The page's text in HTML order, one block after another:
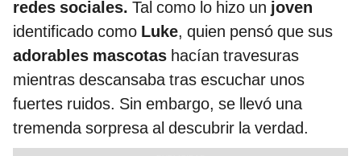
redes sociales. Tal como lo hizo un joven
identificado como Luke, quien pensó que sus
adorables mascotas hacían travesuras
mientras descansaba tras escuchar unos
fuertes ruidos. Sin embargo, se llevó una
tremenda sorpresa al descubrir la verdad.